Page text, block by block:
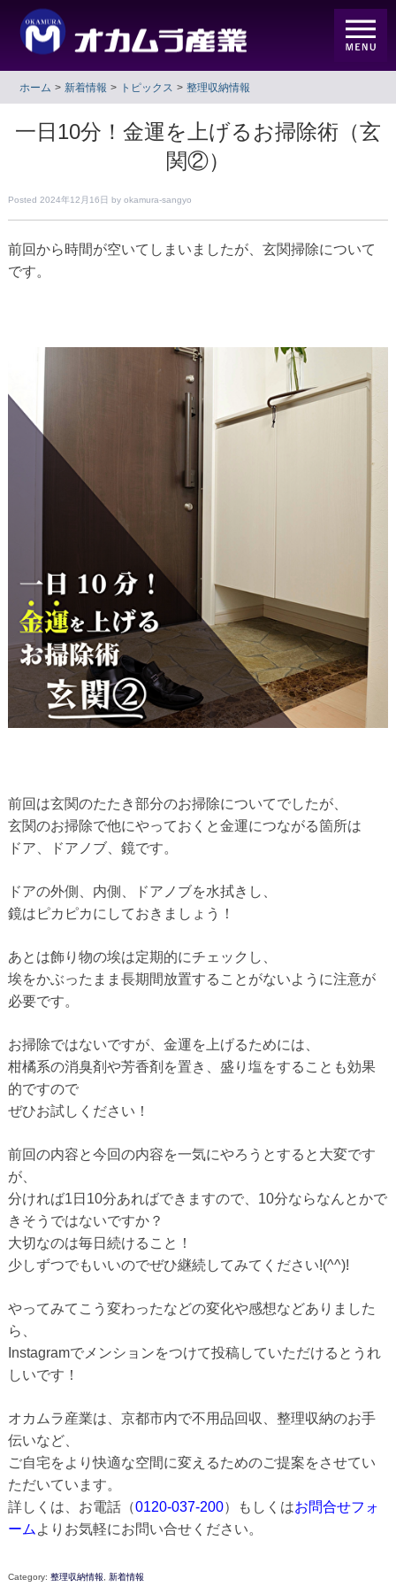
ホーム 新着情報 トピックス 整理収納情報
一日10分！金運を上げるお掃除術（玄
関②）
Posted 2024年12月16日 by okamura-sangyo
前回から時間が空いてしまいましたが、玄関掃除について
です。
前回は玄関のたたき部分のお掃除についてでしたが、
玄関のお掃除で他にやっておくと金運につながる箇所は
ドア、ドアノブ、鏡です。
ドアの外側、内側、ドアノブを水拭きし、
鏡はピカピカにしておきましょう！
あとは飾り物の埃は定期的にチェックし、
埃をかぶったまま長期間放置することがないように注意が
必要です。
お掃除ではないですが、金運を上げるためには、
柑橘系の消臭剤や芳香剤を置き、盛り塩をすることも効果
的ですので
ぜひお試しください！
前回の内容と今回の内容を一気にやろうとすると大変です
が、
分ければ1日10分あればできますので、10分ならなんとかで
きそうではないですか？
大切なのは毎日続けること！
少しずつでもいいのでぜひ継続してみてください!(^^)!
やってみてこう変わったなどの変化や感想などありました
ら、
Instagramでメンションをつけて投稿していただけるとうれ
しいです！
オカムラ産業は、京都市内で不用品回収、整理収納のお手
伝いなど、
ご自宅をより快適な空間に変えるためのご提案をさせてい
ただいています。
詳しくは、お電話（0120-037-200）もしくはお問合せフォ
ーム よりお気軽にお問い合せください。
Category: 整理収納情報 新着情報